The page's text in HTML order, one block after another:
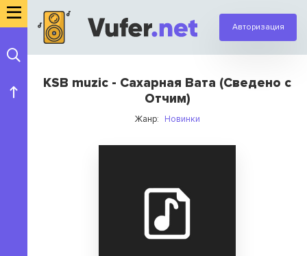
Авторизация
KSB muzic - Сахарная Вата (Сведено с
Отчим)
Жанр: Новинки